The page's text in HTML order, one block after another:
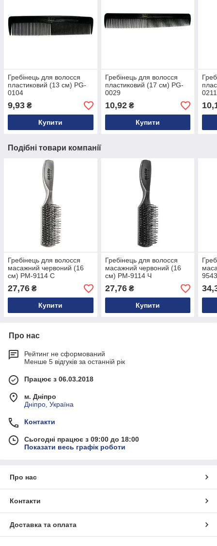
Гребінець для волосся
пластиковий (13 см) PG-
0104
9,93 ₴
Купити
Гребінець для волосся
пластиковий (17 см) PG-
0029
10,92₴
Купити
0211
Подібні товари компанії
Гребінець для волосся
масажний червоний (16
см) PM-9114 С
27,76 ₴
Купити
Гребінець для волосся
масажний червоний (16
см) PM-9114 Ч
27,76₴
Купити
Про нас
Рейтинг не сформований
Менше 5 відгуків за останній рік
Працює з 06.03.2018
м. Дніпро
Дніпро, Україна
Контакти
Сьогодні працює з 09:00 до 18:00
Показати весь графік роботи
Про нас
Контакти
Доставка та оплата